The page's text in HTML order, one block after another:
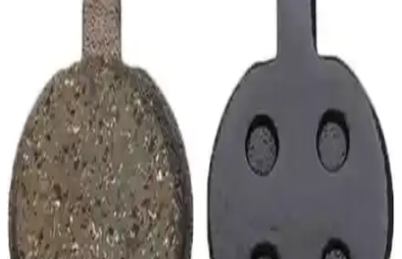
KNT'nin alüminyum fren takımı, kolay montaj, dayanıklılık ve
uygun fiyatıyla bisiklet kullanıcılarının tercihidir. Performans ve
kaliteyi bir arada sunar.
S-Shine V-Fren Kolu Ssy-17C Alüminyum Siyah
Dayanıklı ve Estetik Bisiklet Motosiklet Fren Kolu
S-Shine V-Fren Kolu Ssy-17C, alüminyum malzeme ve siyah
tasarımıyla dayanıklılık ve estetiği bir arada sunar. Kolay montajı ve
ergonomik tasarımıyla bisiklet ve motosiklet kullanıcılarının
güvenliğini artırır.
Peak Fren Tel ve Kablo Seti Ön Arka Takım Ürün
İncelemesi ve Uygun Kullanım Alanları